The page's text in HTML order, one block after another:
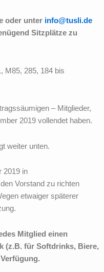
oder unter info@tusli.de
Sitzplätze zu
M85, 285, 184 bis
– Mitglieder,
2019 vollendet haben.
weiter unten.
2019 in
Vorstand zu richten
etwaiger späterer
Mitglied einen
(z.B. für Softdrinks, Biere,